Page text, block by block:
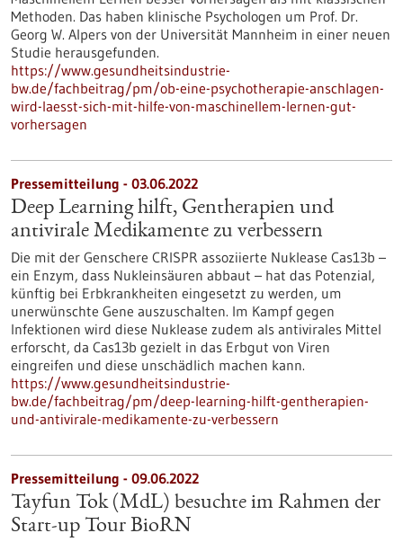
Methoden. Das haben klinische Psychologen um Prof. Dr.
Georg W. Alpers von der Universität Mannheim in einer neuen
Studie herausgefunden.
https://www.gesundheitsindustrie-
bw.de/fachbeitrag/pm/ob-eine-psychotherapie-anschlagen-
wird-laesst-sich-mit-hilfe-von-maschinellem-lernen-gut-
vorhersagen
Pressemitteilung - 03.06.2022
Deep Learning hilft, Gentherapien und
antivirale Medikamente zu verbessern
Die mit der Genschere CRISPR assoziierte Nuklease Cas13b –
ein Enzym, dass Nukleinsäuren abbaut – hat das Potenzial,
künftig bei Erbkrankheiten eingesetzt zu werden, um
unerwünschte Gene auszuschalten. Im Kampf gegen
Infektionen wird diese Nuklease zudem als antivirales Mittel
erforscht, da Cas13b gezielt in das Erbgut von Viren
eingreifen und diese unschädlich machen kann.
https://www.gesundheitsindustrie-
bw.de/fachbeitrag/pm/deep-learning-hilft-gentherapien-
und-antivirale-medikamente-zu-verbessern
Pressemitteilung - 09.06.2022
Tayfun Tok (MdL) besuchte im Rahmen der
Start-up Tour BioRN